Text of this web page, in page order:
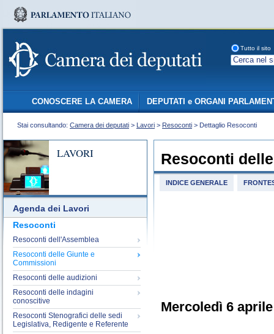
Tutto il sito
CONOSCERE LA CAMERA DEPUTATI e ORGANI
Stai consultando: Camera dei deputati > Lavori > Resoconti > Dettaglio Resoconti
LAVORI
Agenda dei Lavori
Resoconti
Resoconti dell'Assemblea
Resoconti delle Giunte e
Commissioni
Resoconti delle audizioni
Resoconti delle indagini
conoscitive
Resoconti Stenografici delle sedi
Legislativa, Redigente e Referente
Resoconti
INDICE GENERALE
Mercoledì 6 aprile